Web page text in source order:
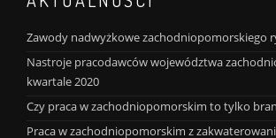
Zawody nadwyżkowe zachodniopomorskiego
Nastroje pracodawców województwa
kwartale 2020
Czy praca w zachodniopomorskim to tylko
Praca w zachodniopomorskim z